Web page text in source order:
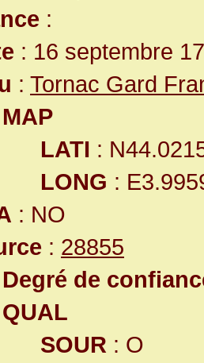
:
: 16 septembre
: Tornac Gard
MAP
LATI :
LONG :
: NO
: 28855
Degré de
QUAL
SOUR : O